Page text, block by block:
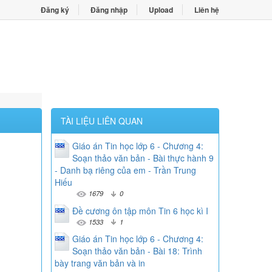
Đăng ký Đăng nhập Upload Liên hệ
TÀI LIỆU LIÊN QUAN
Giáo án Tin học lớp 6 - Chương 4:
Soạn thảo văn bản - Bài thực hành 9
- Danh bạ riêng của em - Trần Trung
Hiếu
1679 0
Đề cương ôn tập môn Tin 6 học kì I
1533 1
Giáo án Tin học lớp 6 - Chương 4:
Soạn thảo văn bản - Bài 18: Trình
bày trang văn bản và in